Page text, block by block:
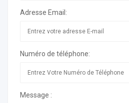
Adresse Email:
Numéro de téléphone:
Message :